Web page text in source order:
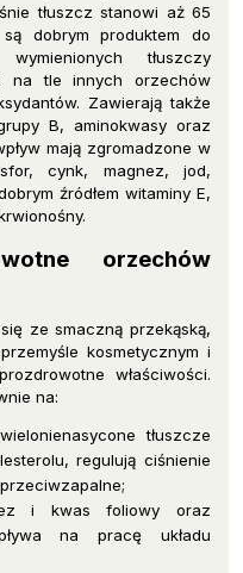
tłuszcz stanowi aż 65
dobrym produktem do
tłuszczy
na tle innych orzechów
Zawierają także
B, aminokwasy oraz
mają zgromadzone w
cynk, magnez, jod,
źródłem witaminy E,
orzechów
ze smaczną przekąską,
kosmetycznym i
właściwości.
na:
tłuszcze
regulują ciśnienie
i kwas foliowy oraz
na pracę układu